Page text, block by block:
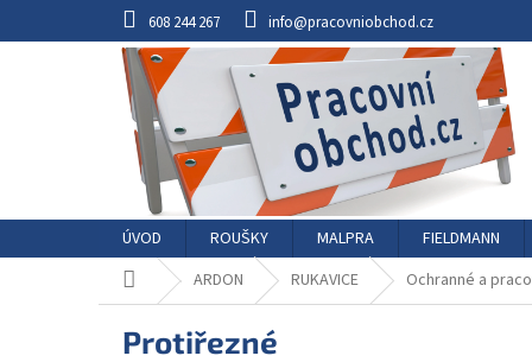
608 244 267 info@pracovniobchod.cz
ÚVOD ROUŠKY MALPRA FIELDMANN
Domů ARDON RUKAVICE Ochranné a
Protiřezné